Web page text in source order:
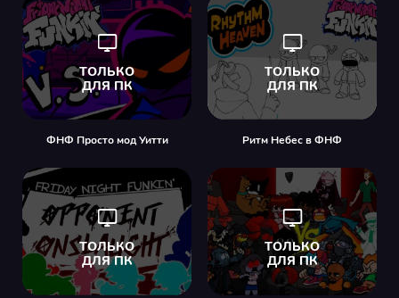
ФНФ Просто мод Уитти Ритм Небес в ФНФ